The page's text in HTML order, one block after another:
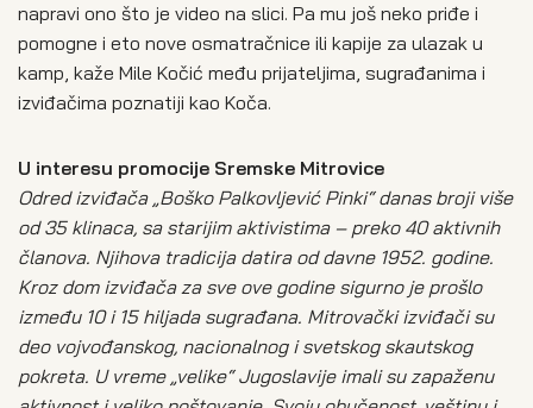
napra­vi ono što je video na sli­ci. Pa mu još neko pri­đe i
pomog­ne i eto nove osma­trač­ni­ce ili kapi­je za ula­zak u
kamp, kaže Mile Kočić među pri­ja­te­lji­ma, sugra­đa­ni­ma i
izvi­đa­či­ma pozna­ti­ji kao Koča.
U inte­re­su pro­mo­ci­je Srem­ske Mitro­vi­ce
Odred izvi­đa­ča „Boško Pal­ko­vlje­vić Pin­ki“ danas bro­ji više
od 35 kli­na­ca, sa sta­ri­jim akti­vi­sti­ma – pre­ko 40 aktiv­nih
čla­no­va. Njiho­va tra­di­ci­ja dati­ra od dav­ne 1952. godi­ne.
Kroz dom izvi­đa­ča za sve ove godi­ne sigur­no je pro­šlo
izme­đu 10 i 15 hilja­da sugra­đa­na. Mitro­vač­ki izvi­đa­či su
deo voj­vo­đan­skog, naci­o­nal­nog i svet­skog ska­ut­skog
pokre­ta. U vre­me „veli­ke“ Jugo­sla­vi­je ima­li su zapa­že­nu